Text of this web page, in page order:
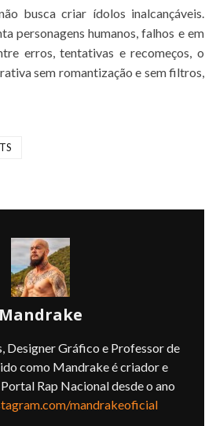
busca criar ídolos inalcançáveis.
personagens humanos, falhos e em
erros, tentativas e recomeços, o
sem romantização e sem filtros,
Mandrake
Designer Gráfico e Professor de
como Mandrake é criador e
Rap Nacional desde o ano
mandrakeoficial